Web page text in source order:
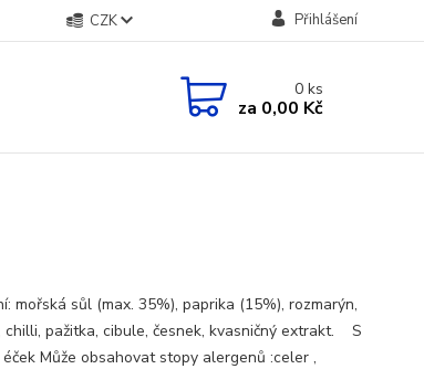
CZK Přihlášení
0ks
za 0,00 Kč
mořská sůl (max. 35%), paprika (15%), rozmarýn,
chilli, pažitka, cibule, česnek, kvasničný extrakt. S
Může obsahovat stopy alergenů :celer ,